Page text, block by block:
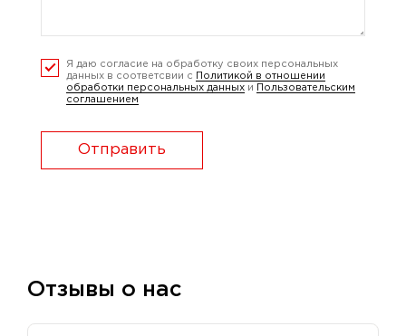
Я даю согласие на обработку своих персональных
данных в соответсвии с
Политикой в отношении
обработки персональных данных и
Пользовательским
соглашением
Отправить
Отзывы о нас